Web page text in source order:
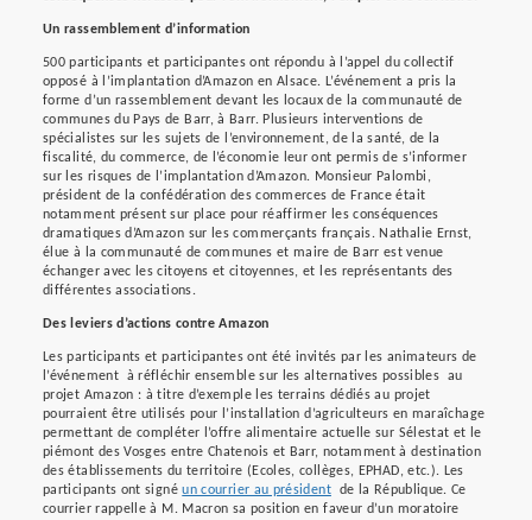
Un rassemblement d’information
500 participants et participantes ont répondu à l’appel du collectif
opposé à l’implantation d’Amazon en Alsace. L’événement a pris la
forme d’un rassemblement devant les locaux de la communauté de
communes du Pays de Barr, à Barr. Plusieurs interventions de
spécialistes sur les sujets de l’environnement, de la santé, de la
fiscalité, du commerce, de l’économie leur ont permis de s’informer
sur les risques de l’implantation d’Amazon. Monsieur Palombi,
président de la confédération des commerces de France était
notamment présent sur place pour réaffirmer les conséquences
dramatiques d’Amazon sur les commerçants français. Nathalie Ernst,
élue à la communauté de communes et maire de Barr est venue
échanger avec les citoyens et citoyennes, et les représentants des
différentes associations.
Des leviers d’actions contre Amazon
Les participants et participantes ont été invités par les animateurs de
l’événement à réfléchir ensemble sur les alternatives possibles au
projet Amazon : à titre d’exemple les terrains dédiés au projet
pourraient être utilisés pour l’installation d’agriculteurs en maraîchage
permettant de compléter l’offre alimentaire actuelle sur Sélestat et le
piémont des Vosges entre Chatenois et Barr, notamment à destination
des établissements du territoire (Ecoles, collèges, EPHAD, etc.). Les
participants ont signéun courrier au présidentde la République. Ce
courrier rappelle à M. Macron sa position en faveur d’un moratoire